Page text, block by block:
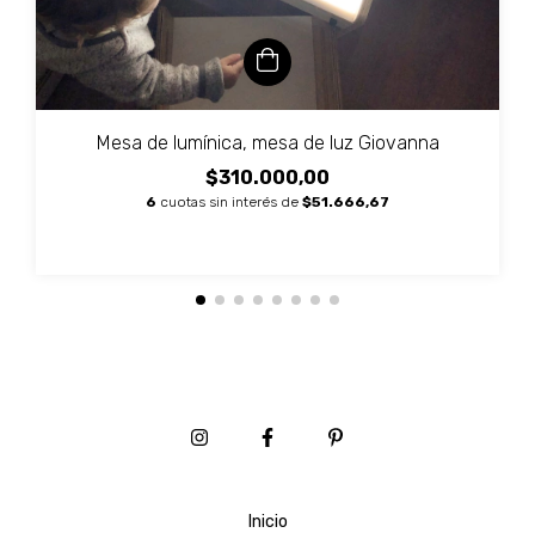
Mesa de lumínica, mesa de luz Giovanna
$310.000,00
6 cuotas sin interés de $51.666,67
Inicio